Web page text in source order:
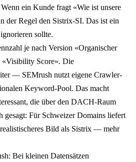
ein Kunde fragt «Wie ist unsere
der Regel den Sistrix-SI. Das ist ein
sollte.
je nach Version «Organischer
«Visibility Score». Die
— SEMrush nutzt eigene Crawler-
Keyword-Pool. Das macht
die über den DACH-Raum
gesagt: Für Schweizer Domains liefert
Bild als Sistrix — mehr
Bei kleinen Datensätzen